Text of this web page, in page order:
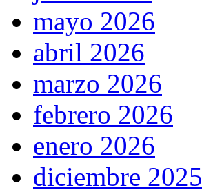
mayo 2026
abril 2026
marzo 2026
febrero 2026
enero 2026
diciembre 2025